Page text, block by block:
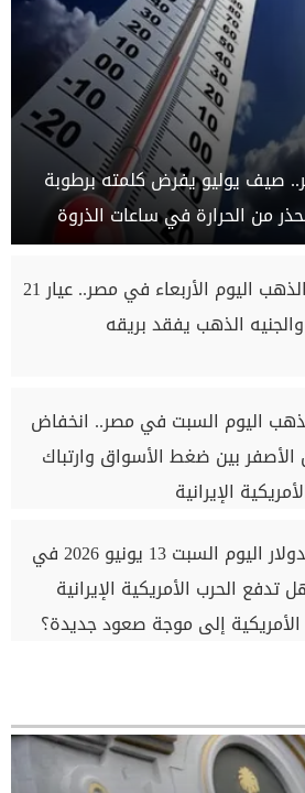
صيف يوليو يفرض كلمته برطوبة
من الحرارة في ساعات الذروة
أسعار الذهب اليوم الأربعاء في مصر.. عيار 21
الذهب يفقد بريقه
اليوم السبت في مصر.. انخفاض
الأصفر بين ضغط الأسواق وارتباك
الإيرانية
سعر الدولار اليوم السبت 13 يونيو 2026 في
تدفع الحرب الأمريكية الإيرانية
الأمريكية إلى موجة صعود جديدة؟